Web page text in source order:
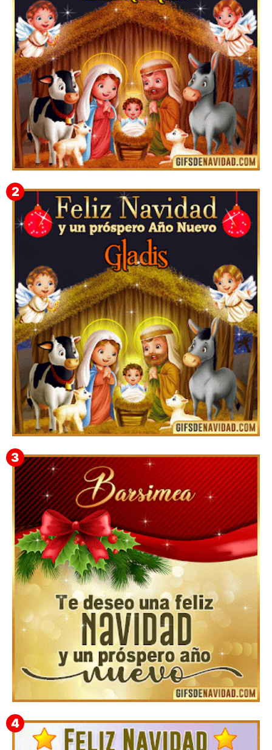
Feliz Navidad y próspero Año Nuevo Edmunda
Feliz Navidad y próspero Año Nuevo Gladis